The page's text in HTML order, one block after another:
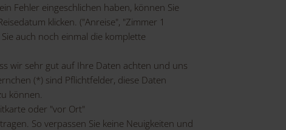
Fehler eingeschlichen haben, können Sie
klicken. ("Anreise", "Zimmer 1
auch noch einmal die komplette
wir sehr gut auf Ihre Daten achten und uns
(*) sind Pflichtfelder, diese Daten
können.
oder "vor Ort"
So verpassen Sie keine Neuigkeiten und